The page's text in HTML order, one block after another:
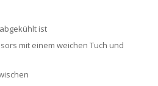
ist
mit einem weichen Tuch und